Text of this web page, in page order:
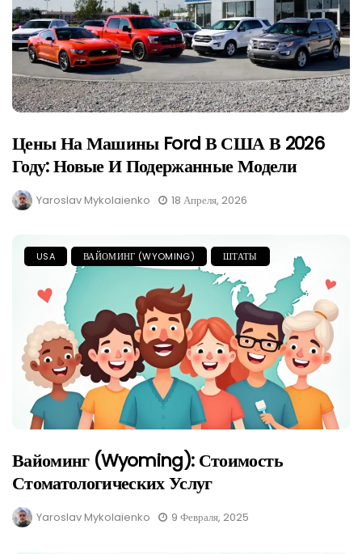
Цены На Машины Ford В США В 2026
Году: Новые И Подержанные Модели
Yaroslav Mykolaienko 18 Апреля, 2026
USA ВАЙОМИНГ (WYOMING) ШТАТЫ
Вайоминг (Wyoming): Стоимость
Стоматологических Услуг
Yaroslav Mykolaienko 9 Февраля, 2025